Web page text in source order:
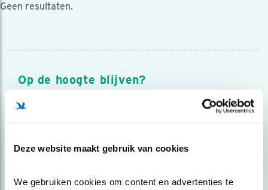
Deze website maakt gebruik van cookies
We gebruiken cookies om content en advertenties te
Geen resultaten.
Op de hoogte blijven?
Meld je aan en ontvang nieuws, inspiratie, acties en tips
over vogels en activiteiten van Vogelbescherming.